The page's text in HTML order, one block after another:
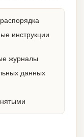
инструкции
журналы
данных